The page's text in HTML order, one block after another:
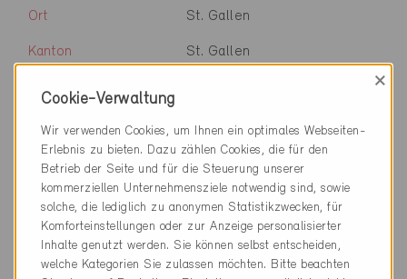
Ort St. Gallen
Kanton St. Gallen
IEP Ingenieure AG
PLZ 9015
Ort St. Gallen
Kanton St. Gallen
Cookie-Verwaltung
×
Wir verwenden Cookies, um Ihnen ein optimales Webseiten-
Erlebnis zu bieten. Dazu zählen Cookies, die für den
Betrieb der Seite und für die Steuerung unserer
kommerziellen Unternehmensziele notwendig sind, sowie
solche, die lediglich zu anonymen Statistikzwecken, für
Komforteinstellungen oder zur Anzeige personalisierter
Inhalte genutzt werden. Sie können selbst entscheiden,
welche Kategorien Sie zulassen möchten. Bitte beachten